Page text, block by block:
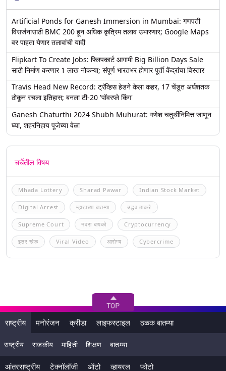
Artificial Ponds for Ganesh Immersion in Mumbai: गणपती
विसर्जनासाठी BMC 200 हून अधिक कृत्रिम तलाव उभारणार; Google Maps
वर पाहता येणार तलावांची यादी
Flipkart To Create Jobs: फ्लिपकार्ट आगामी Big Billion Days Sale
साठी निर्माण करणार 1 लाख नोकऱ्या; संपूर्ण भारतभर होणार पूर्ती केंद्रांचा विस्तार
Travis Head New Record: ट्रॅव्हिस हेडने केला कहर, 17 चेंडूत अर्धशतक
ठोकून रचला इतिहास; बनला टी-20 'पॉवरप्ले किंग'
Ganesh Chaturthi 2024 Shubh Muhurat: गणेश चतुर्थीनिमित्त जाणून
घ्या, शहरनिहाय पूजेच्या वेळा
चर्चेतील विषय
Mhada Lottery Sharad Pawar Indian Stock Market
Digital Arrest म्हाडाच्या बातम्या उद्धव ठाकरे
Supreme Court नवरा बायको Cryptocurrency
इतर खेळ Viral Video आरोग्य Cybercrime
राष्ट्रीय मनोरंजन क्रीडा लाइफस्टाइल ठळक बातम्या
राष्ट्रीय राजकीय माहिती शिक्षण बातम्या
आंतरराष्ट्रीय टेक्नॉलॉजी ऑटो व्हायरल फोटो